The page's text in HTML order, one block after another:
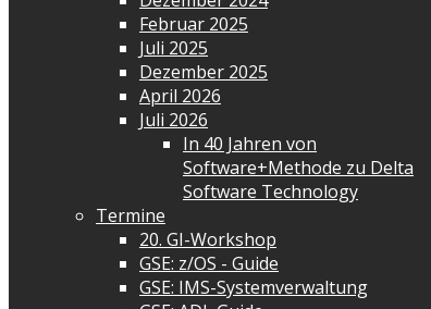
Februar 2025
Juli 2025
Dezember 2025
April 2026
Juli 2026
In 40 Jahren von
Software+Methode zu Delta
Software Technology
Termine
20. GI-Workshop
GSE: z/OS - Guide
GSE: IMS-Systemverwaltung